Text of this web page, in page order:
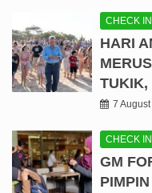
CHECK IN
HARI
TUKIK,
7
CHECK IN
GM